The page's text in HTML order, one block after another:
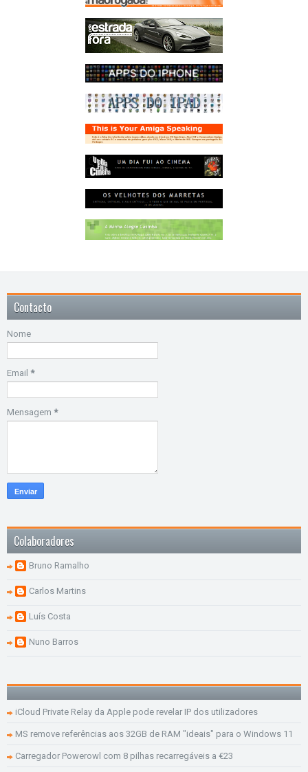
Contacto
Nome
Email *
Mensagem *
Colaboradores
Bruno Ramalho
Carlos Martins
Luís Costa
Nuno Barros
iCloud Private Relay da Apple pode revelar IP dos utilizadores
MS remove referências aos 32GB de RAM "ideais" para o Windows 11
Carregador Powerowl com 8 pilhas recarregáveis a €23